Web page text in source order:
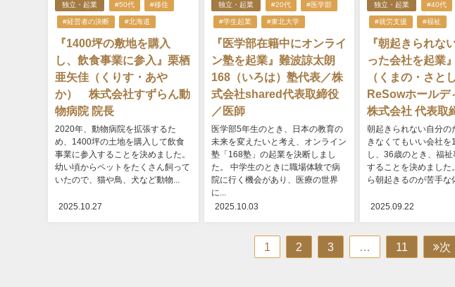
独立・起業 #50代 #移住
#経営者の決断 #北海道
『1400坪の敷地を購入
し、飲食事業に参入』栗栖
亜矢佳（くりす・あや
か） 株式会社すずらん動
物病院 院長
2020年、動物病院を拡張するた
め、1400坪の土地を購入して飲食
事業に参入することを決めました。
幼い頃からペットをたくさん飼って
いたので、猫や鳥、犬など動物...
2025.10.27
独立・起業 #20代 #医学部
#学生起業 #東北大学
『医学部在籍中にオンライ
ン塾を起業』難波諒太朗
168（いろは）塾代表／株
式会社shared代表取締役
／医師
医学部5年生のとき、日本の教育の
未来を変えたいと考え、オンライン
塾「168塾」の起業を決断しまし
た。 中学生のときに職場体験で病
院に行く機会があり、医療の世界
に...
2025.10.03
独立・起業 #40代
#就労支援 #福祉
『朝起きられな
った会社を起業
（くまの・さと
ReSowホールデ
株式会社 代表取
朝起きられない自分の
きなくてもいい会社を
し、36歳のとき、福祉
することを決めました
ら朝起きるのが苦手な
2025.09.22
1 2 3 11 次